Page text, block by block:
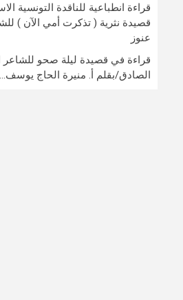
قراءة انطباعية للناقدة التونسية
قصيدة نثرية ( تذكرت أمي الآن )
عنوز
قراءة في قصيدة ليلة صحو للشاعر
الصادق/بقلم أ. منيرة الحاج